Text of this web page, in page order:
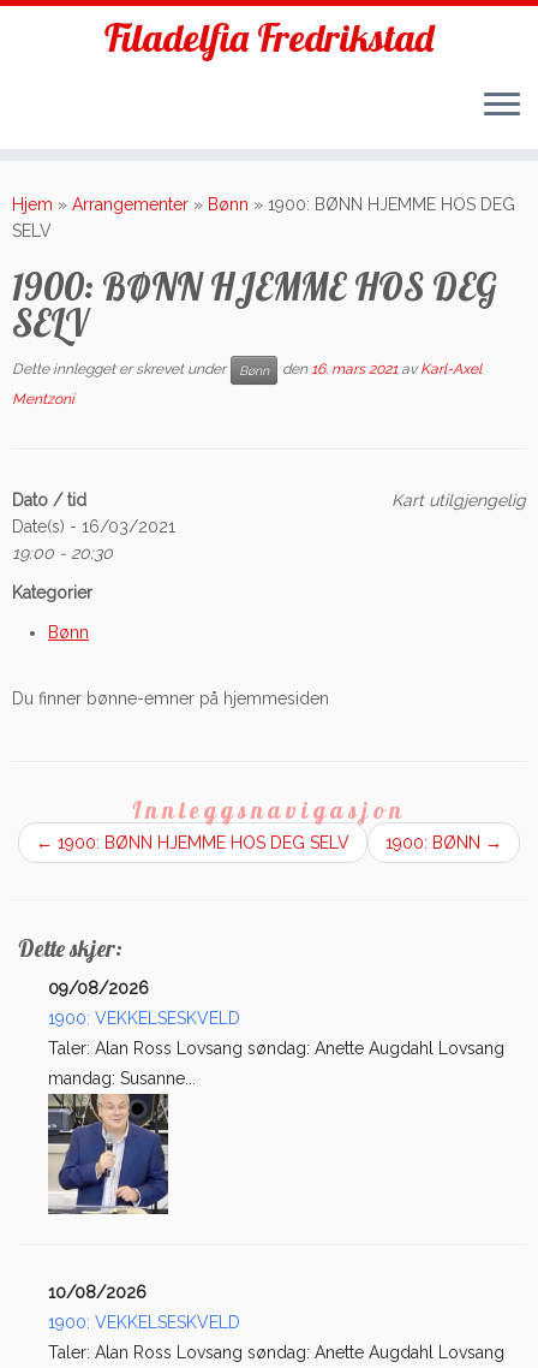
to
content
Filadelfia Fredrikstad
Hjem » Arrangementer » Bønn » 1900: BØNN HJEMME HOS DEG
SELV
1900: BØNN HJEMME HOS DEG
SELV
Dette innlegget er skrevet under Bønn den 16. mars 2021 avKarl-Axel
Mentzoni
Kart utilgjengelig
Dato / tid
Date(s) - 16/03/2021
19:00 - 20:30
Kategorier
Bønn
Du finner bønne-emner på hjemmesiden
Innleggsnavigasjon
← 1900: BØNN HJEMME HOS DEG SELV 1900: BØNN →
Dette skjer:
09/08/2026
1900: VEKKELSESKVELD
Taler: Alan Ross Lovsang søndag: Anette Augdahl Lovsang
mandag: Susanne...
10/08/2026
1900: VEKKELSESKVELD
Taler: Alan Ross Lovsang søndag: Anette Augdahl Lovsang